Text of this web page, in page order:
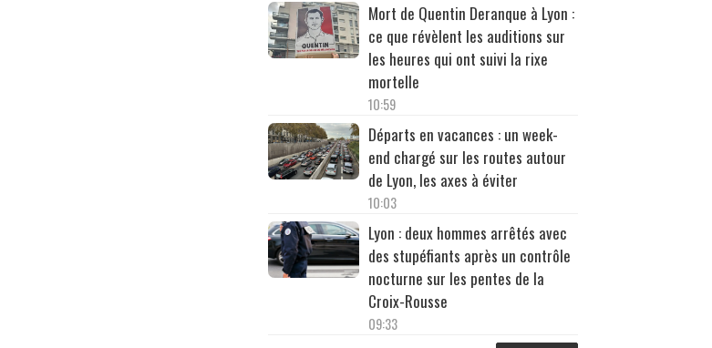
Mort de Quentin Deranque à Lyon :
ce que révèlent les auditions sur
les heures qui ont suivi la rixe
mortelle
10:59
Départs en vacances : un week-
end chargé sur les routes autour
de Lyon, les axes à éviter
10:03
Lyon : deux hommes arrêtés avec
des stupéfiants après un contrôle
nocturne sur les pentes de la
Croix-Rousse
09:33